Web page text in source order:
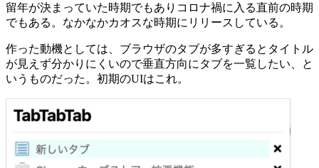
留年が決まっていた時期でもありコロナ禍に入る直前の時期
でもある。なかなかカオスな時期にリリースしている。
作った動機としては、ブラウザのタブが多すぎるとタイトル
が見えず分かりにくいので垂直方向にタブを一覧したい、と
いうものだった。初期のUIはこれ。